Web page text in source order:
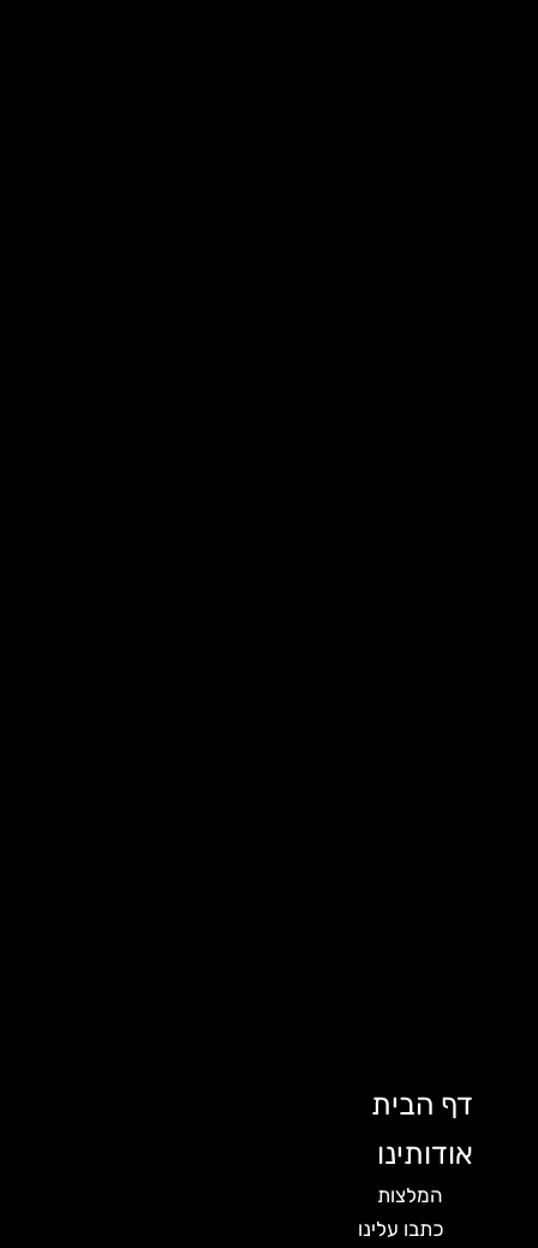
דף הבית
אודותינו
המלצות
כתבו עלינו